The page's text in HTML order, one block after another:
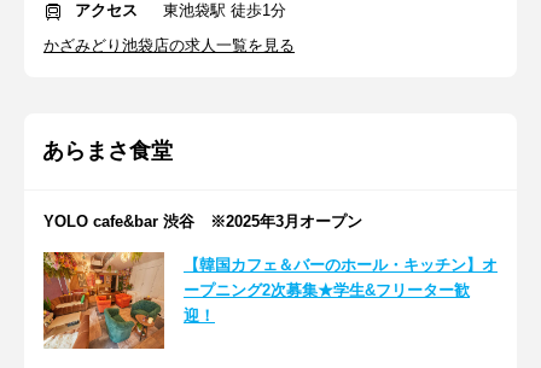
アクセス
東池袋駅 徒歩1分
かざみどり池袋店の求人一覧を見る
あらまさ食堂
YOLO cafe&bar 渋谷 ※2025年3月オープン
【韓国カフェ＆バーのホール・キッチン】オ
ープニング2次募集★学生&フリーター歓
迎！